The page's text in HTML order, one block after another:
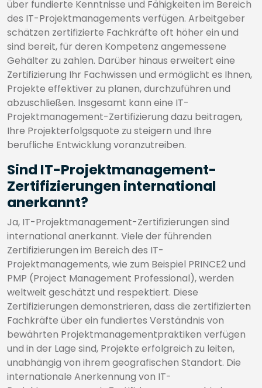
über fundierte Kenntnisse und Fähigkeiten im Bereich
des IT-Projektmanagements verfügen. Arbeitgeber
schätzen zertifizierte Fachkräfte oft höher ein und
sind bereit, für deren Kompetenz angemessene
Gehälter zu zahlen. Darüber hinaus erweitert eine
Zertifizierung Ihr Fachwissen und ermöglicht es Ihnen,
Projekte effektiver zu planen, durchzuführen und
abzuschließen. Insgesamt kann eine IT-
Projektmanagement-Zertifizierung dazu beitragen,
Ihre Projekterfolgsquote zu steigern und Ihre
berufliche Entwicklung voranzutreiben.
Sind IT-Projektmanagement-
Zertifizierungen international
anerkannt?
Ja, IT-Projektmanagement-Zertifizierungen sind
international anerkannt. Viele der führenden
Zertifizierungen im Bereich des IT-
Projektmanagements, wie zum Beispiel PRINCE2 und
PMP (Project Management Professional), werden
weltweit geschätzt und respektiert. Diese
Zertifizierungen demonstrieren, dass die zertifizierten
Fachkräfte über ein fundiertes Verständnis von
bewährten Projektmanagementpraktiken verfügen
und in der Lage sind, Projekte erfolgreich zu leiten,
unabhängig von ihrem geografischen Standort. Die
internationale Anerkennung von IT-